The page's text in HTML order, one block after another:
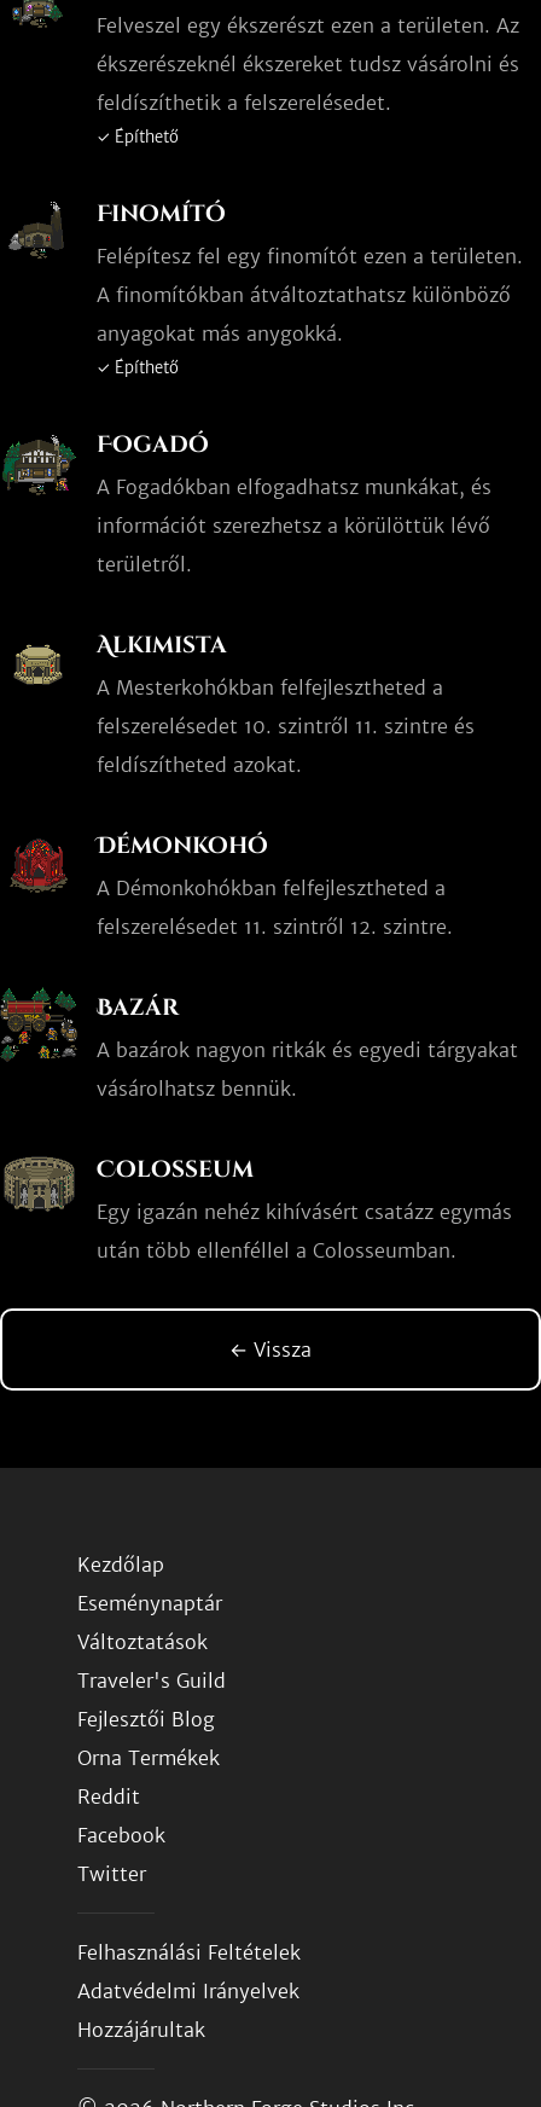
Felveszel egy ékszerészt ezen a területen. Az
ékszerészeknél ékszereket tudsz vásárolni és
feldíszíthetik a felszerelésedet.
✓ Építhető
Finomító
Felépítesz fel egy finomítót ezen a területen.
A finomítókban átváltoztathatsz különböző
anyagokat más anygokká.
✓ Építhető
Fogadó
A Fogadókban elfogadhatsz munkákat, és
információt szerezhetsz a körülöttük lévő
területről.
Alkimista
A Mesterkohókban felfejlesztheted a
felszerelésedet 10. szintről 11. szintre és
feldíszítheted azokat.
Démonkohó
A Démonkohókban felfejlesztheted a
felszerelésedet 11. szintről 12. szintre.
Bazár
A bazárok nagyon ritkák és egyedi tárgyakat
vásárolhatsz bennük.
Colosseum
Egy igazán nehéz kihívásért csatázz egymás
után több ellenféllel a Colosseumban.
← Vissza
Kezdőlap
Eseménynaptár
Változtatások
Traveler's Guild
Fejlesztői Blog
Orna Termékek
Reddit
Facebook
Twitter
Felhasználási Feltételek
Adatvédelmi Irányelvek
Hozzájárultak